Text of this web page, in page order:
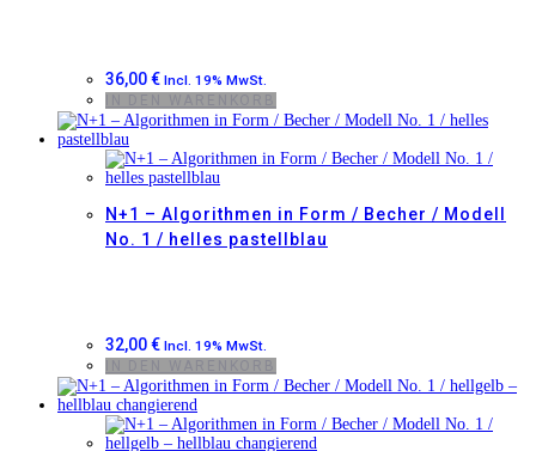
36,00€ Incl. 19% MwSt.
N+1 – Algorithmen in Form / Becher / Modell
No. 1 / helles pastellblau
32,00€ Incl. 19% MwSt.